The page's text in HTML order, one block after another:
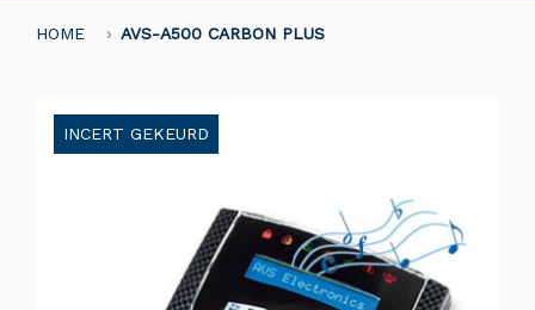
HOME AVS-A500 CARBON PLUS
INCERT GEKEURD